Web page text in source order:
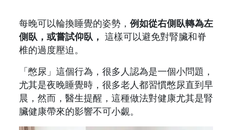
每晚可以輪換睡覺的姿勢， 例如從右側臥轉為左
側臥，或嘗試仰臥， 這樣可以避免對腎臟和脊
椎的過度壓迫。
「憋尿」這個行為，很多人認為是一個小問題，
尤其是夜晚睡覺時，很多老人都習慣憋尿直到早
晨，然而，醫生提醒，這種做法對健康尤其是腎
臟健康帶來的影響不可小覷。